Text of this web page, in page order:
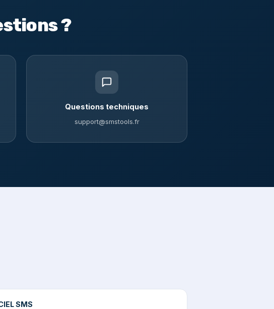
?
Questions techniques
support@smstools.fr
SMS